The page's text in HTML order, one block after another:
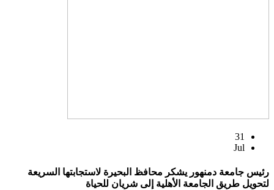
31
Jul
رئيس جامعة دمنهور يشكر محافظ البحيرة لاستجابتها السريعة
لتحويل طريق الجامعة الأهلية إلى شريان للحياة